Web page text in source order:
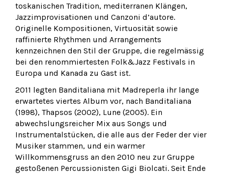
toskanischen Tradition, mediterranen Klängen,
Jazzimprovisationen und Canzoni d’autore.
Originelle Kompositionen, Virtuosität sowie
raffinierte Rhythmen und Arrangements
kennzeichnen den Stil der Gruppe, die regelmässig
bei den renommiertesten Folk&Jazz Festivals in
Europa und Kanada zu Gast ist.
2011 legten Banditaliana mit Madreperla ihr lange
erwartetes viertes Album vor, nach Banditaliana
(1998), Thapsos (2002), Lune (2005). Ein
abwechslungsreicher Mix aus Songs und
Instrumentalstücken, die alle aus der Feder der vier
Musiker stammen, und ein warmer
Willkommensgruss an den 2010 neu zur Gruppe
gestoßenen Percussionisten Gigi Biolcati. Seit Ende